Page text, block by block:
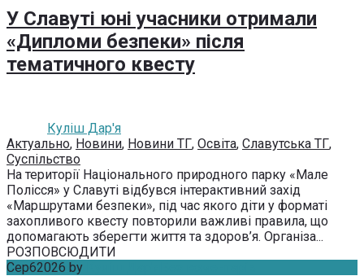
У Славуті юні учасники отримали
«Дипломи безпеки» після
тематичного квесту
Куліш Дар'я
Актуально, Новини, Новини ТГ, Освіта, Славутська ТГ,
Суспільство
На території Національного природного парку «Мале
Полісся» у Славуті відбувся інтерактивний захід
«Маршрутами безпеки», під час якого діти у форматі
захопливого квесту повторили важливі правила, що
допомагають зберегти життя та здоров’я. Організа...
РОЗПОВСЮДИТИ
Сер62026 by